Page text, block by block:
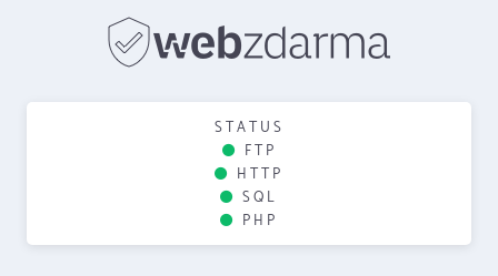
STATUS
FTP
HTTP
SQL
PHP